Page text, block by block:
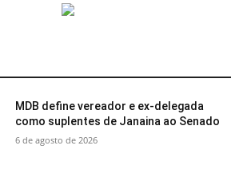
MDB define vereador e ex-delegada
como suplentes de Janaina ao Senado
6 de agosto de 2026